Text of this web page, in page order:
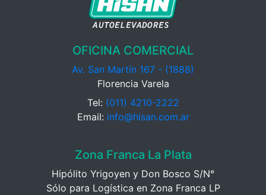
OFICINA COMERCIAL
Av. San Martín 167 - (1888)
Florencia Varela
Tel: (011) 4210-2222
Email: info@hisan.com.ar
Zona Franca La Plata
Hipólito Yrigoyen y Don Bosco S/N°
Sólo para Logística en Zona Franca LP